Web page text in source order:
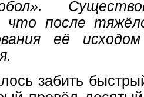
что после
её
забить